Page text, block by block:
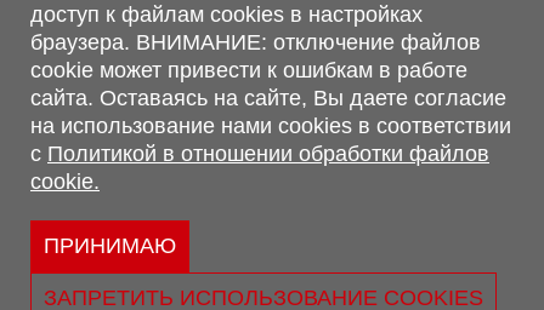
г. Брест, ул. Лейтенанта Рябцева, 108 В, 224701
Обращаем Ваше внимание, что вся предоставленная на сайте
информация, касающаяся комплектаций, технических
характеристик, цветовых сочетаний, а также стоимости и
сервисного обслуживания носит информационный характер и
не является публичной офертой, определяемой п.2 ст.407
Гражданского кодекса Республики Беларусь.
Политика обработки персональных данных
Политикой в отношении обработки файлов cookie.
доступ к файлам cookies в настройках
браузера. ВНИМАНИЕ: отключение файлов
cookie может привести к ошибкам в работе
сайта. Оставаясь на сайте, Вы даете согласие
на использование нами cookies в соответствии
с Политикой в отношении обработки файлов
cookie.
ПРИНИМАЮ
ЗАПРЕТИТЬ ИСПОЛЬЗОВАНИЕ COOKIES